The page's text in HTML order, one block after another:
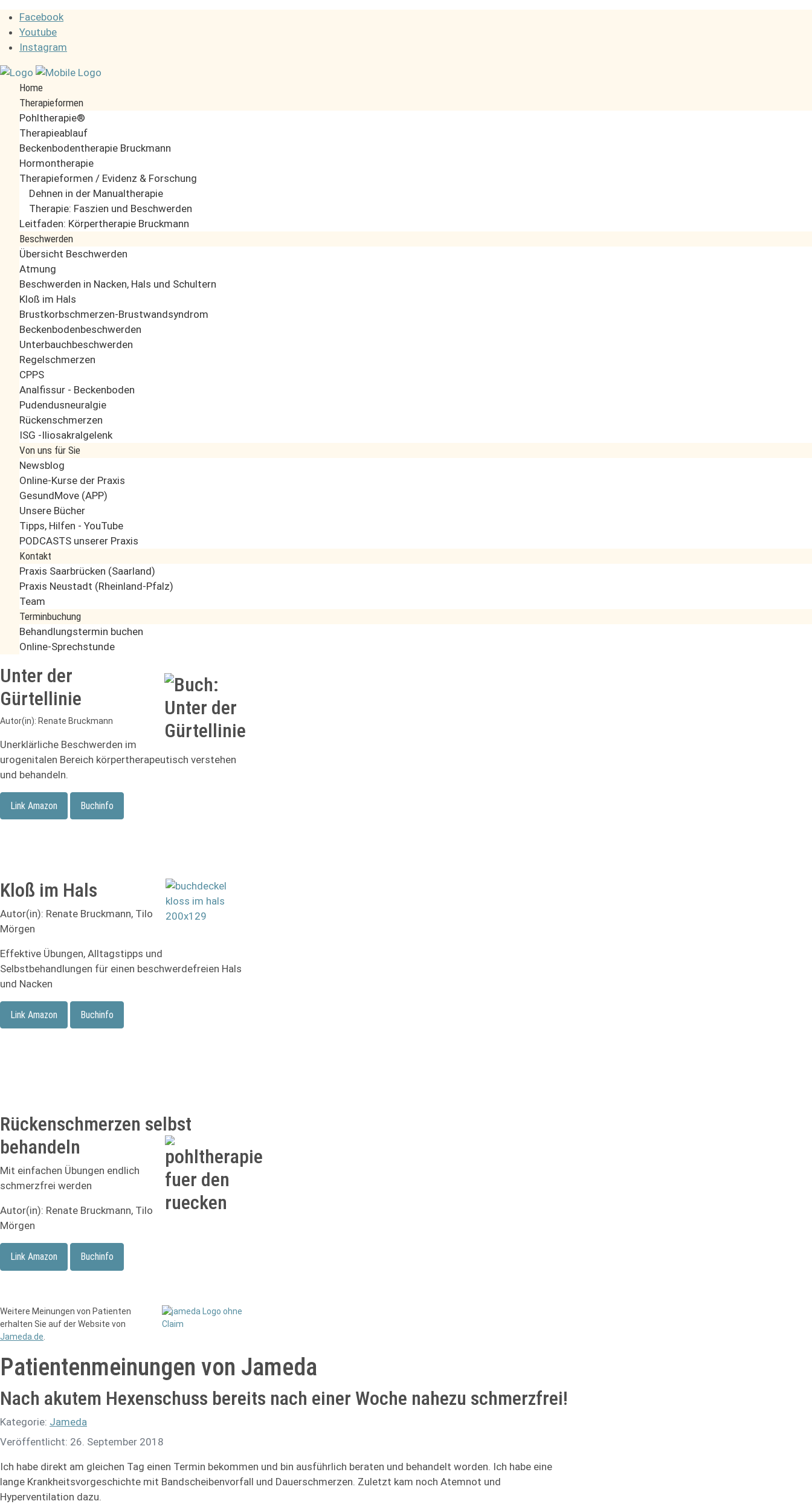
Sprache auswählen
Facebook
Youtube
Instagram
Home
Therapieformen
Pohltherapie®
Therapieablauf
Beckenbodentherapie Bruckmann
Hormontherapie
Therapieformen / Evidenz & Forschung
Dehnen in der Manualtherapie
Therapie: Faszien und Beschwerden
Leitfaden: Körpertherapie Bruckmann
Beschwerden
Übersicht Beschwerden
Atmung
Beschwerden in Nacken, Hals und Schultern
Kloß im Hals
Brustkorbschmerzen-Brustwandsyndrom
Beckenbodenbeschwerden
Unterbauchbeschwerden
Regelschmerzen
CPPS
Analfissur - Beckenboden
Pudendusneuralgie
Rückenschmerzen
ISG -Iliosakralgelenk
Von uns für Sie
Newsblog
Online-Kurse der Praxis
GesundMove (APP)
Unsere Bücher
Tipps, Hilfen - YouTube
PODCASTS unserer Praxis
Kontakt
Praxis Saarbrücken (Saarland)
Praxis Neustadt (Rheinland-Pfalz)
Team
Terminbuchung
Behandlungstermin buchen
Online-Sprechstunde
Unter der
Gürtellinie
Autor(in): Renate Bruckmann
Unerklärliche Beschwerden im
urogenitalen Bereich körpertherapeutisch verstehen
und behandeln.
Link Amazon Buchinfo
Kloß im Hals
Autor(in): Renate Bruckmann, Tilo
Mörgen
Effektive Übungen, Alltagstipps und
Selbstbehandlungen für einen beschwerdefreien Hals
und Nacken
Link Amazon Buchinfo
Rückenschmerzen selbst
behandeln
Mit einfachen Übungen endlich
schmerzfrei werden
Autor(in): Renate Bruckmann, Tilo
Mörgen
Link Amazon Buchinfo
Weitere Meinungen von Patienten
erhalten Sie auf der Website von
Jameda.de
Patientenmeinungen von Jameda
Nach akutem Hexenschuss bereits nach einer Woche nahezu schmerzfrei!
Kategorie: Jameda
Veröffentlicht: 26. September 2018
Ich habe direkt am gleichen Tag einen Termin bekommen und bin ausführlich beraten und behandelt worden. Ich habe eine
lange Krankheitsvorgeschichte mit Bandscheibenvorfall und Dauerschmerzen. Zuletzt kam noch Atemnot und
Hyperventilation dazu.